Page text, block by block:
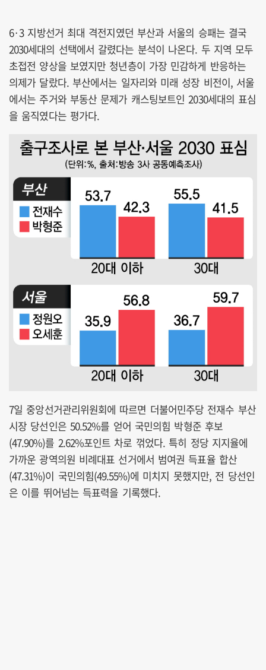
6·3 지방선거 최대 격전지였던 부산과 서울의 승패는 결국
2030세대의 선택에서 갈렸다는 분석이 나온다. 두 지역 모두
초접전 양상을 보였지만 청년층이 가장 민감하게 반응하는
의제가 달랐다. 부산에서는 일자리와 미래 성장 비전이, 서울
에서는 주거와 부동산 문제가 캐스팅보트인 2030세대의 표심
을 움직였다는 평가다.
7일 중앙선거관리위원회에 따르면 더불어민주당 전재수 부산
시장 당선인은 50.52%를 얻어 국민의힘 박형준 후보
(47.90%)를 2.62%포인트 차로 꺾었다. 특히 정당 지지율에
가까운 광역의원 비례대표 선거에서 범여권 득표율 합산
(47.31%)이 국민의힘(49.55%)에 미치지 못했지만, 전 당선인
은 이를 뛰어넘는 득표력을 기록했다.